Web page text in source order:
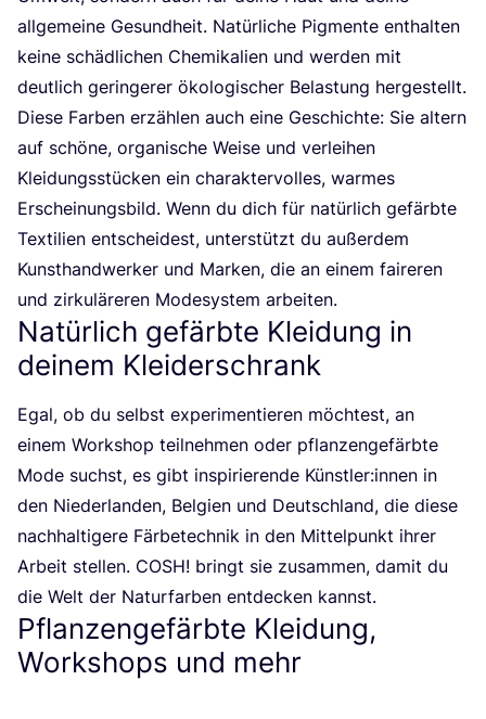
all­ge­mei­ne Gesund­heit. Natür­li­che Pig­men­te ent­hal­ten
kei­ne schäd­li­chen Che­mi­ka­li­en und wer­den mit
deut­lich gerin­ge­rer öko­lo­gi­scher Belas­tung her­ge­stellt.
Die­se Far­ben erzäh­len auch eine Geschich­te: Sie altern
auf schö­ne, orga­ni­sche Wei­se und ver­lei­hen
Klei­dungs­stü­cken ein cha­rak­ter­vol­les, war­mes
Erschei­nungs­bild. Wenn du dich für natür­lich gefärb­te
Tex­ti­li­en ent­schei­dest, unter­stützt du außer­dem
Kunst­hand­wer­ker und Mar­ken, die an einem fai­re­ren
und zir­ku­lä­re­ren Mode­sys­tem arbeiten.
Natürlich gefärbte Kleidung in
deinem Kleiderschrank
Egal, ob du selbst expe­ri­men­tie­ren möch­test, an
einem Work­shop teil­neh­men oder pflan­zen­ge­färb­te
Mode suchst, es gibt inspi­rie­ren­de Künstler:innen in
den Nie­der­lan­den, Bel­gi­en und Deutsch­land, die die­se
nach­hal­ti­ge­re Fär­be­tech­nik in den Mit­tel­punkt ihrer
Arbeit stel­len. COSH! bringt sie zusam­men, damit du
die Welt der Natur­far­ben ent­de­cken kannst.
Pflanzengefärbte Kleidung,
Workshops und mehr